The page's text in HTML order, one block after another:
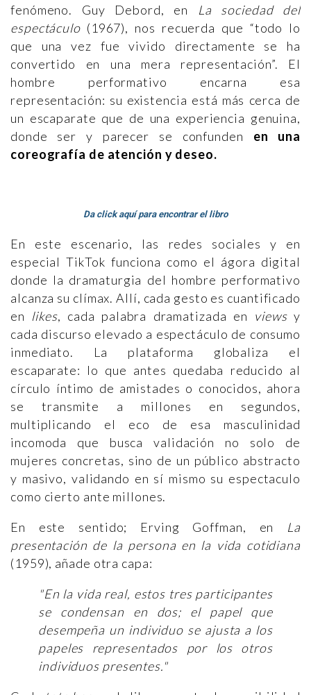
fenómeno. Guy Debord, en La sociedad del
espectáculo(1967), nos recuerda que “todo lo
que una vez fue vivido directamente se ha
convertido en una mera representación”. El
hombre performativo encarna esa
representación: su existencia está más cerca de
un escaparate que de una experiencia genuina,
donde ser y parecer se confunden en una
coreografía de atención y deseo.
Da click aquí para encontrar el libro
En este escenario, las redes sociales y en
especial TikTok funciona como el ágora digital
donde la dramaturgia del hombre performativo
alcanza su clímax. Allí, cada gesto es cuantificado
en likes, cada palabra dramatizada en viewsy
cada discurso elevado a espectáculo de consumo
inmediato. La plataforma globaliza el
escaparate: lo que antes quedaba reducido al
círculo íntimo de amistades o conocidos, ahora
se transmite a millones en segundos,
multiplicando el eco de esa masculinidad
incomoda que busca validación no solo de
mujeres concretas, sino de un público abstracto
y masivo, validando en sí mismo su espectaculo
como cierto ante millones.
En este sentido; Erving Goffman, en
La
presentación de la persona en la vida cotidiana
(1959), añade otra capa:
"En la vida real, estos tres participantes
se condensan en dos; el papel que
desempeña un individuo se ajusta a los
papeles representados por los otros
individuos presentes."